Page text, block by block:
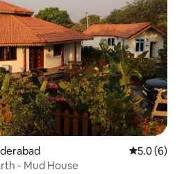
5.0 (6)
- Mud House